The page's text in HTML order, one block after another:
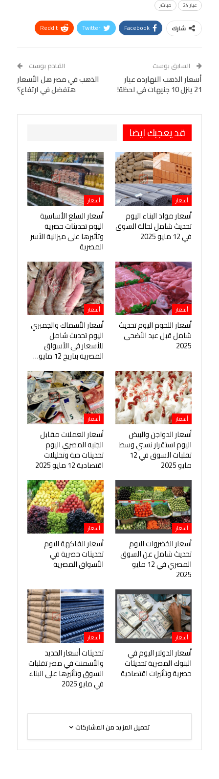
عيار 24
مباشر
شارك Facebook
Twitter
ReddIt
Tumblr
البريد الإلكتروني
StumbleUpon
VK
Digg
LINE
Viber
السابق بوست
أسعار الذهب النهارده عيار
21 ينزل 10 جنيهات في لحظة!
القادم بوست
الذهب في مصر هل الأسعار
هتفضل في ارتفاع؟
قد يعجبك ايضا
أسعار
أسعار مواد البناء اليوم
تحديث شامل لحالة السوق
في 12 مايو 2025
أسعار
أسعار السلع الأساسية
اليوم تحديثات حصرية
وتأثيرها على ميزانية الأسر
المصرية
أسعار
أسعار اللحوم اليوم تحديث
شامل قبل عيد الأضحى
2025
أسعار
أسعار الأسماك والجمبري
اليوم تحديث شامل
للأسعار في الأسواق
المصرية بتاريخ 12 مايو…
أسعار
أسعار الدواجن والبيض
اليوم استقرار نسبي وسط
تقلبات السوق في 12
مايو 2025
أسعار
أسعار العملات مقابل
الجنيه المصري اليوم
تحديثات حية وتحليلات
اقتصادية 12 مايو 2025
أسعار
أسعار الخضروات اليوم
تحديث شامل عن السوق
المصري في 12 مايو
2025
أسعار
أسعار الفاكهة اليوم
تحديثات حصرية في
الأسواق المصرية
أسعار
أسعار الدولار اليوم في
البنوك المصرية تحديثات
حصرية وتأثيرات اقتصادية
أسعار
تحديثات أسعار الحديد
والأسمنت في مصر تقلبات
السوق وتأثيرها على البناء
في مايو 2025
تحميل المزيد من المشاركات